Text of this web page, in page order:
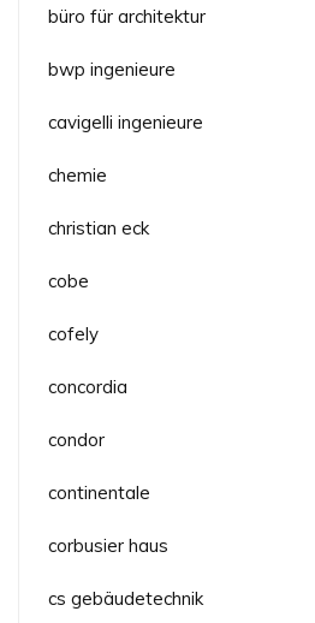
büro für architektur
bwp ingenieure
cavigelli ingenieure
chemie
christian eck
cobe
cofely
concordia
condor
continentale
corbusier haus
cs gebäudetechnik